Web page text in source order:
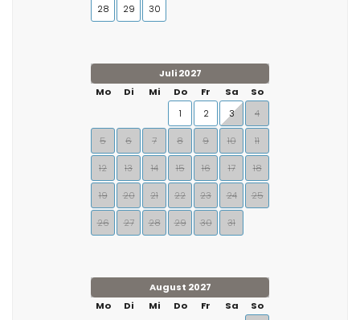
28 29 30
Juli 2027
Mo
Di Mi Do Fr Sa
So
1
2 3 4
5 6 7 8 9 10 11
12 13 14 15 16 17 18
19 20 21 22 23 24 25
26 27 28 29 30 31
August 2027
Mo
Di Mi Do Fr Sa
So